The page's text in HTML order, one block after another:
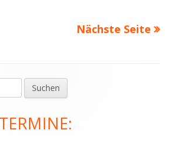
Nächste Seite